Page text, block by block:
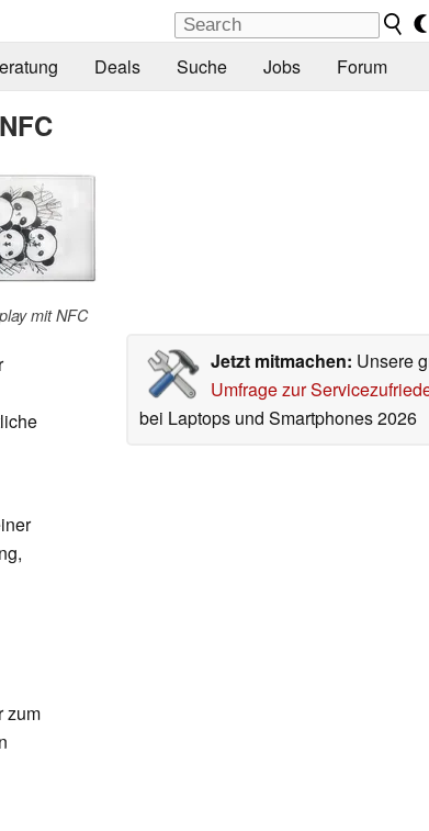
Deals Suche Jobs Forum
mit NFC
Jetzt mitmachen: Unsere
Umfrage zur
bei Laptops und Smartphones 2026
zum